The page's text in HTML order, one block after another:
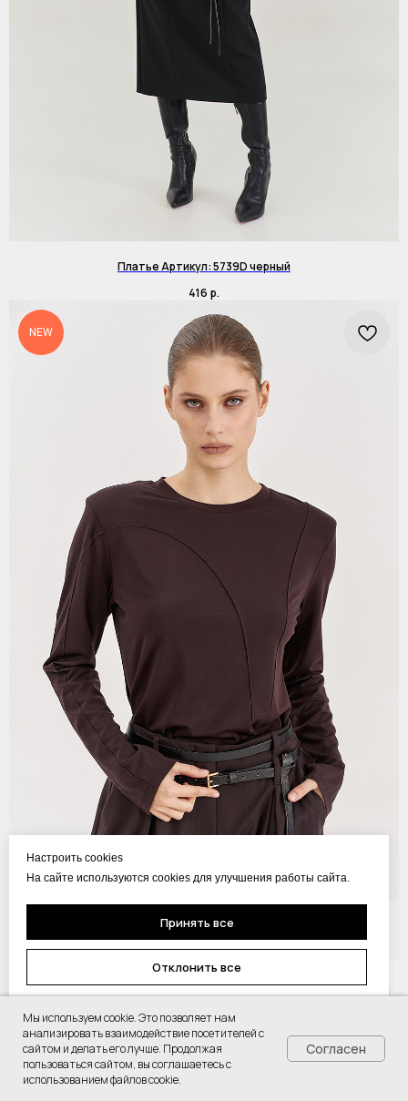
Настроить cookies
На сайте используются cookies для улучшения работы сайта.
Принять все
Отклонить все
Настроить Cookie
Платье Артикул: 5739D черный
416 р.
NEW
Лонгслив Артикул: 2597LS шоколадный
221р.
NEW
Мы используем cookie. Это позволяет нам
анализировать взаимодействие посетителей с
сайтом и делать его лучше. Продолжая
пользоваться сайтом, вы соглашаетесь с
использованием файлов cookie.
Согласен